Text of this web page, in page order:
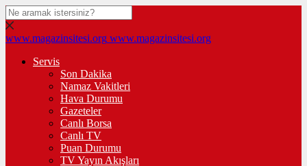
www.magazinsitesi.org www.magazinsitesi.org
Servis
Son Dakika
Namaz Vakitleri
Hava Durumu
Gazeteler
Canlı Borsa
Canlı TV
Puan Durumu
TV Yayın Akışları